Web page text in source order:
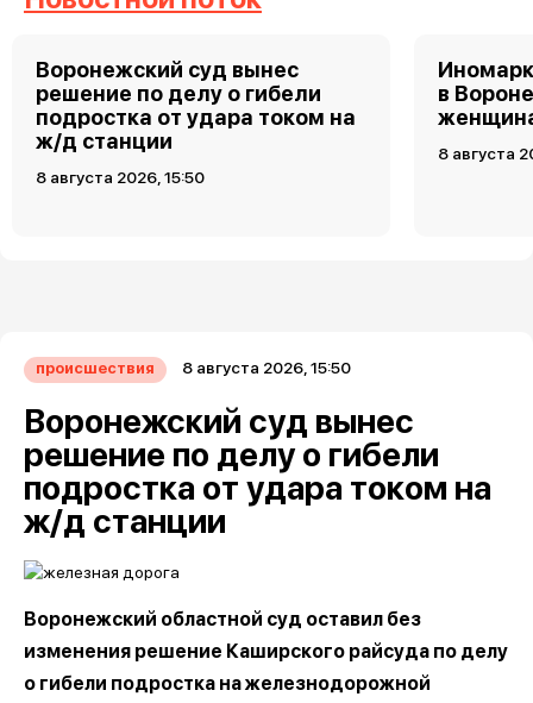
Воронежский суд вынес
решение по делу о гибели
подростка от удара током на
ж/д станции
8 августа 2026, 15:50
в
8 августа
происшествия 8 августа 2026, 15:50
Воронежский суд вынес
решение по делу о гибели
подростка от удара током на
ж/д станции
Воронежский областной суд оставил без
изменения решение Каширского райсуда по делу
о гибели подростка на железнодорожной